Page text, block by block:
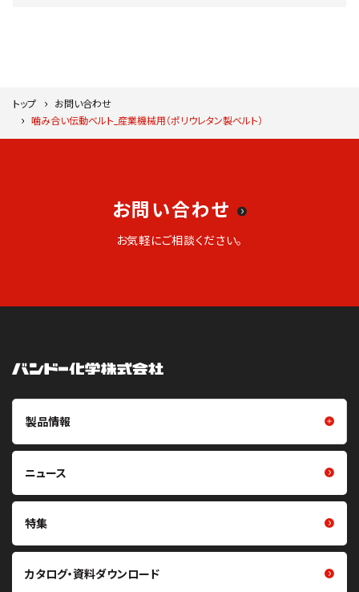
トップ
お問い合わせ
噛み合い伝動ベルト_産業機械用（ポリウレタン製ベルト）
お問い合わせ
お気軽にご相談ください。
製品情報
摩擦伝動ベルト（Vベルト・平ベ
ト・プーリ）
重量物搬送用コンベヤベルト・
フイルム・シート
クリーン化製品
ニュース
特集
カタログ・資料ダウンロード